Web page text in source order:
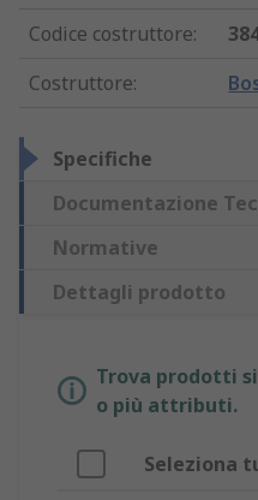
Codice costruttore:
Costruttore:
Specifiche
Documentazione
Normative
Dettagli prodotto
Trova prodotti
o più attributi.
Seleziona